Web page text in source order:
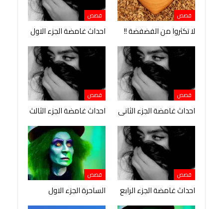
قصص
لا تكثروا من الفضفضة !!
قصص
احداث غامضة الجزء الاول
قصص
احداث غامضة الجزء الثانى
قصص
احداث غامضة الجزء الثالث
قصص
احداث غامضة الجزء الرابع
قصص
الساحرة الجزء الاول